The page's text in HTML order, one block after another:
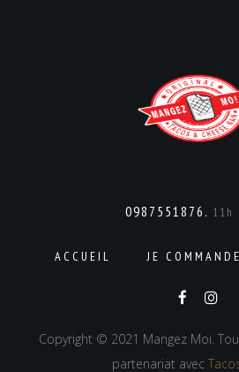
0987551876. 11h
ACCUEIL JE COMMANDE
Copyright © 2021 Mangez Moi.
partenariat avec